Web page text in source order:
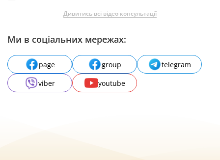
Дивитись всі відео консультації
Ми в соціальних мережах:
page group
telegram
viber
youtube